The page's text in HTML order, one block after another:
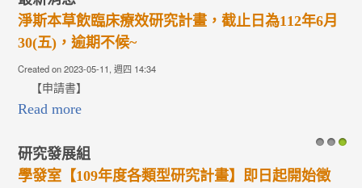
淨斯本草飲臨床療效研究計畫，截止日為112年6月
30(五)，逾期不候~
Created on 2023-05-11, 週四 14:34
【申請書】
Read more
研究發展組
學發室【109年度各類型研究計畫】即日起開始徵